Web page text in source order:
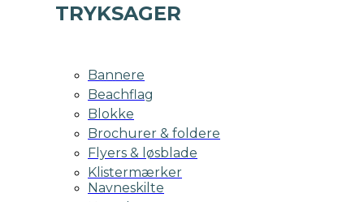
TRYKSAGER
Bannere
Beachflag
Blokke
Brochurer & foldere
Flyers & løsblade
Klistermærker
Navneskilte